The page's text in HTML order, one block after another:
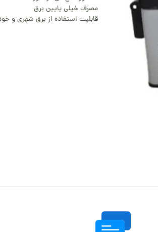
مصرف خیلی پایین برق
قابلیت استفاده از برق شهری و